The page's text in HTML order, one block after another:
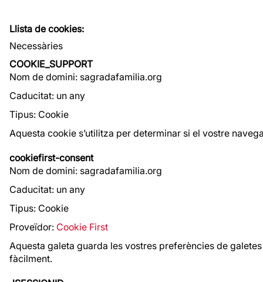
Llista de cookies:
Necessàries
COOKIE_SUPPORT
Nom de domini: sagradafamilia.org
Caducitat: un any
Tipus: Cookie
Aquesta cookie s’utilitza per determinar si el vostre
cookiefirst-consent
Nom de domini: sagradafamilia.org
Caducitat: un any
Tipus: Cookie
Proveïdor: Cookie First
Aquesta galeta guarda les vostres preferències de
fàcilment.